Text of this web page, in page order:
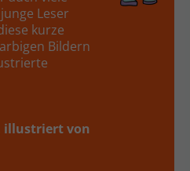
Leser
kurze
Bildern
illustriert von